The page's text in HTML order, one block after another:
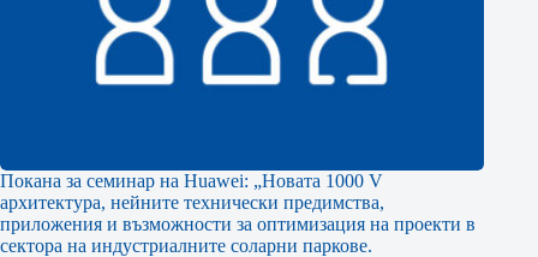
Покана за семинар на Huawei: „Новата 1000 V
архитектура, нейните технически предимства,
приложения и възможности за оптимизация на проекти в
сектора на индустриалните соларни паркове.